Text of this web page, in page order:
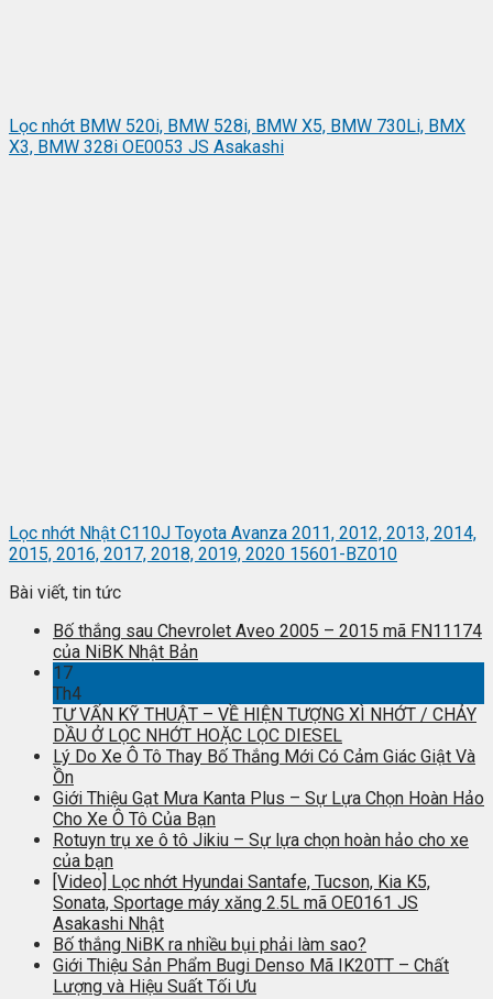
Lọc nhớt BMW 520i, BMW 528i, BMW X5, BMW 730Li, BMX
X3, BMW 328i OE0053 JS Asakashi
Lọc nhớt Nhật C110J Toyota Avanza 2011, 2012, 2013, 2014,
2015, 2016, 2017, 2018, 2019, 2020 15601-BZ010
Bài viết, tin tức
Bố thắng sau Chevrolet Aveo 2005 – 2015 mã FN11174
của NiBK Nhật Bản
17
Th4
TƯ VẤN KỸ THUẬT – VỀ HIỆN TƯỢNG XÌ NHỚT / CHẢY
DẦU Ở LỌC NHỚT HOẶC LỌC DIESEL
Lý Do Xe Ô Tô Thay Bố Thắng Mới Có Cảm Giác Giật Và
Ồn
Giới Thiệu Gạt Mưa Kanta Plus – Sự Lựa Chọn Hoàn Hảo
Cho Xe Ô Tô Của Bạn
Rotuyn trụ xe ô tô Jikiu – Sự lựa chọn hoàn hảo cho xe
của bạn
[Video] Lọc nhớt Hyundai Santafe, Tucson, Kia K5,
Sonata, Sportage máy xăng 2.5L mã OE0161 JS
Asakashi Nhật
Bố thắng NiBK ra nhiều bụi phải làm sao?
Giới Thiệu Sản Phẩm Bugi Denso Mã IK20TT – Chất
Lượng và Hiệu Suất Tối Ưu